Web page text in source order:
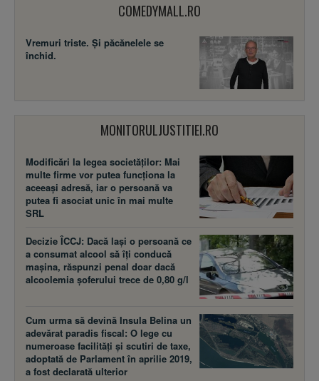
COMEDYMALL.RO
Vremuri triste. Şi păcănelele se
închid.
MONITORULJUSTITIEI.RO
Modificări la legea societăţilor: Mai
multe firme vor putea funcţiona la
aceeaşi adresă, iar o persoană va
putea fi asociat unic în mai multe
SRL
Decizie ÎCCJ: Dacă laşi o persoană ce
a consumat alcool să îţi conducă
maşina, răspunzi penal doar dacă
alcoolemia şoferului trece de 0,80 g/l
Cum urma să devină Insula Belina un
adevărat paradis fiscal: O lege cu
numeroase facilităţi şi scutiri de taxe,
adoptată de Parlament în aprilie 2019,
a fost declarată ulterior